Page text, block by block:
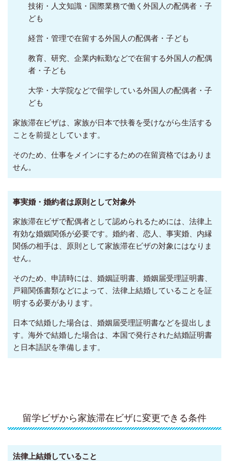
技術・人文知識・国際業務で働く外国人の配偶者・子
ども
経営・管理で在留する外国人の配偶者・子ども
教育、研究、企業内転勤などで在留する外国人の配偶
者・子ども
大学・大学院などで留学している外国人の配偶者・子
ども
家族滞在ビザは、家族が日本で扶養を受けながら生活する
ことを前提としています。
そのため、仕事をメインにするための在留資格ではありま
せん。
事実婚・婚約者は原則として対象外
家族滞在ビザで配偶者として認められるためには、法律上
有効な婚姻関係が必要です。婚約者、恋人、事実婚、内縁
関係の相手は、原則として家族滞在ビザの対象にはなりま
せん。
そのため、申請時には、婚姻証明書、婚姻届受理証明書、
戸籍関係書類などによって、法律上結婚していることを証
明する必要があります。
日本で結婚した場合は、婚姻届受理証明書などを提出しま
す。海外で結婚した場合は、本国で発行された結婚証明書
と日本語訳を準備します。
留学ビザから家族滞在ビザに変更できる条件
法律上結婚していること